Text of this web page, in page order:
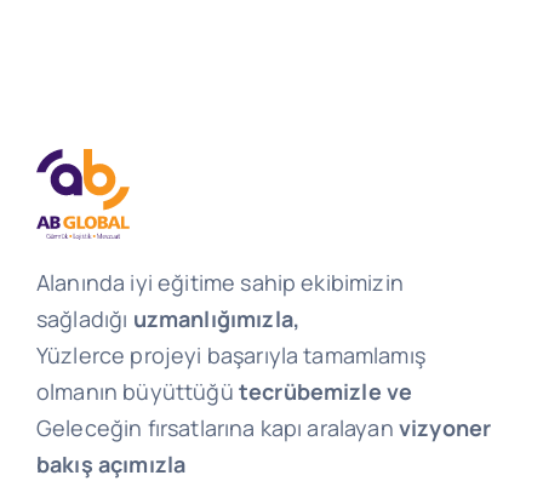
Alanında iyi eğitime sahip ekibimizin
sağladığı uzmanlığımızla,
Yüzlerce projeyi başarıyla tamamlamış
olmanın büyüttüğü tecrübemizle ve
Geleceğin fırsatlarına kapı aralayan vizyoner
bakış açımızla